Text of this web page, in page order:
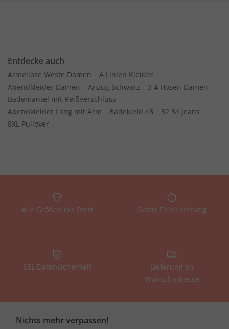
Entdecke auch
Ärmellose Weste Damen
A Linien Kleider
Abendkleider Damen
Anzug Schwarz
3 4 Hosen Damen
Bademantel mit Reißverschluss
Abendkleider Lang mit Arm
Badekleid 48
32 34 Jeans
8XL Pullover
Alle Größen ein Preis Gratis Filiallieferung
SSL Datensicherheit
Lieferung an
Wunschadresse
Nichts mehr verpassen!